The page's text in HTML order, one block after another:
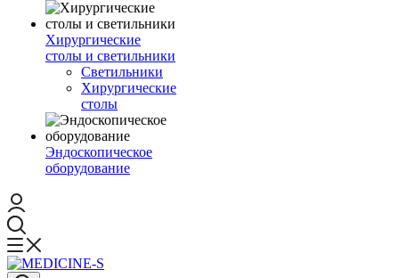
Хирургические
столы и светильники
Светильники
Хирургические
столы
Эндоскопическое
оборудование